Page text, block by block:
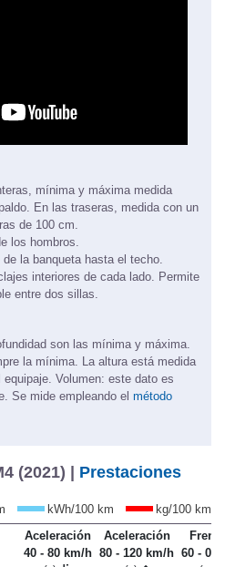
mínima y máxima medida
En las traseras, medida con un
de 100 cm.
los hombros.
la banqueta hasta el techo.
interiores de cada lado. Permite
entre dos sillas.
son las mínima y máxima.
la mínima. La altura está medida
Volumen: este dato es
Se mide empleando el método
(2021) | Prestaciones
kWh/100 km kg/100 km
Aceleración
40 - 80 km/h
Aceleración
80 - 120 km/h 60 - 0